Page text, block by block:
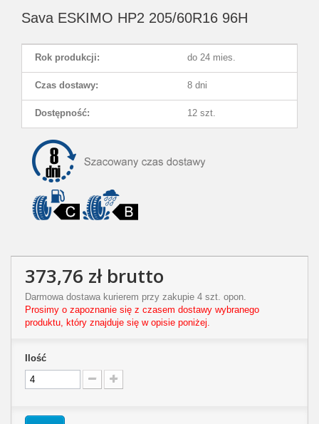
Sava ESKIMO HP2 205/60R16 96H
Rok produkcji: do 24 mies.
Czas dostawy: 8 dni
Dostępność: 12 szt.
373,76 złbrutto
Darmowa dostawa kurierem przy zakupie 4 szt. opon.
Prosimy o zapoznanie się z czasem dostawy wybranego
produktu, który znajduje się w opisie poniżej.
Ilość